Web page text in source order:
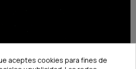
aceptes cookies para fines de